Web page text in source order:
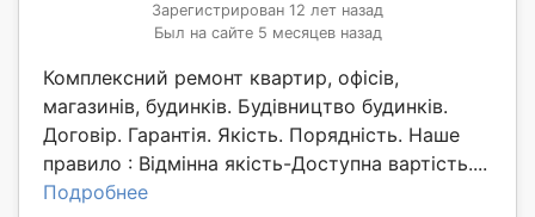
Зарегистрирован 12 лет назад
Был на сайте 5 месяцев назад
Комплексний ремонт квартир, офісів,
магазинів, будинків. Будівництво будинків.
Договір. Гарантія. Якість. Порядність. Наше
правило : Відмінна якість-Доступна вартість....
Подробнее